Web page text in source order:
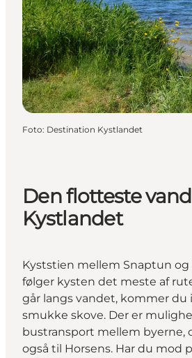
Foto: Destination Kystlandet
Den flotteste
Kystlandet
Kyststien mellem Snaptun
følger kysten det meste af
går langs vandet, kommer du
smukke skove. Der er
bustransport mellem byerne,
også til Horsens. Har du mod